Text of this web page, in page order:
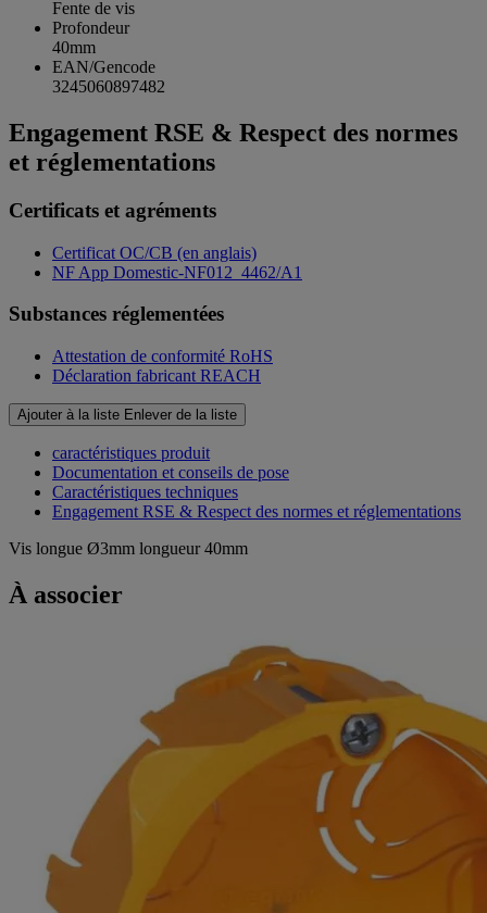
Fente de vis
Profondeur
40mm
EAN/Gencode
3245060897482
Engagement RSE & Respect des normes
et réglementations
Certificats et agréments
Certificat OC/CB (en anglais)
NF App Domestic-NF012_4462/A1
Substances réglementées
Attestation de conformité RoHS
Déclaration fabricant REACH
Ajouter à la liste Enlever de la liste
caractéristiques produit
Documentation et conseils de pose
Caractéristiques techniques
Engagement RSE & Respect des normes et réglementations
Vis longue Ø3mm longueur 40mm
À associer